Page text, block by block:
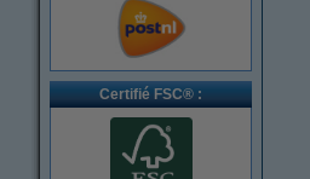
Certifié FSC® :